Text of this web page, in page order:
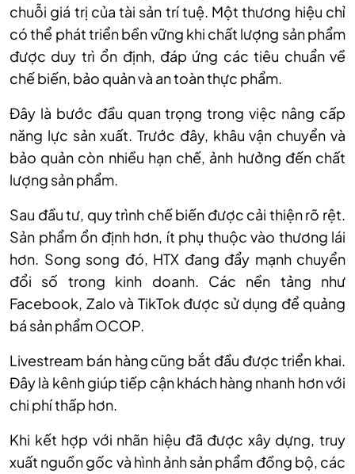
chuỗi giá trị của tài sản trí tuệ. Một thương hiệu chỉ
có thể phát triển bền vững khi chất lượng sản phẩm
được duy trì ổn định, đáp ứng các tiêu chuẩn về
chế biến, bảo quản và an toàn thực phẩm.
Đây là bước đầu quan trọng trong việc nâng cấp
năng lực sản xuất. Trước đây, khâu vận chuyển và
bảo quản còn nhiều hạn chế, ảnh hưởng đến chất
lượng sản phẩm.
Sau đầu tư, quy trình chế biến được cải thiện rõ rệt.
Sản phẩm ổn định hơn, ít phụ thuộc vào thương lái
hơn. Song song đó, HTX đang đẩy mạnh chuyển
đổi số trong kinh doanh. Các nền tảng như
Facebook, Zalo và TikTok được sử dụng để quảng
bá sản phẩm OCOP.
Livestream bán hàng cũng bắt đầu được triển khai.
Đây là kênh giúp tiếp cận khách hàng nhanh hơn với
chi phí thấp hơn.
Khi kết hợp với nhãn hiệu đã được xây dựng, truy
xuất nguồn gốc và hình ảnh sản phẩm đồng bộ, các